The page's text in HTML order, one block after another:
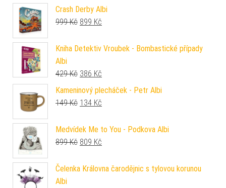
Crash Derby Albi
999Kč Původní cena byla: 999 Kč.
899 Kč
Kniha Detektiv Vroubek - Bombastické případy
Albi
429Kč Původní cena byla: 429 Kč.
386 Kč
Kameninový plecháček - Petr Albi
149Kč Původní cena byla: 149 Kč.
134 Kč
Medvídek Me to You - Podkova Albi
899Kč Původní cena byla: 899 Kč.
809 Kč
Čelenka Královna čarodějnic s tylovou korunou
Albi